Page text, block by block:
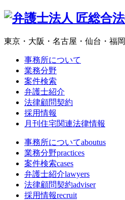
東京・大阪・名古屋・仙台・福岡
事務所について
業務分野
案件検索
弁護士紹介
法律顧問契約
採用情報
月刊住宅関連法律情報
事務所についてaboutus
業務分野practices
案件検索cases
弁護士紹介lawyers
法律顧問契約adviser
採用情報recruit